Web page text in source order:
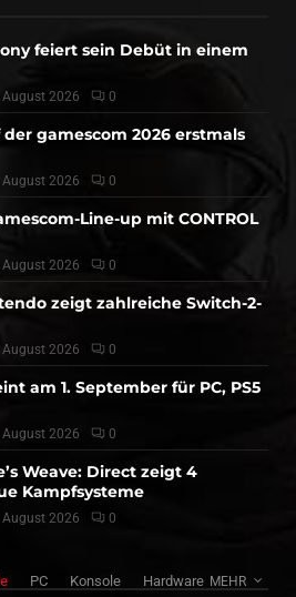
feiert sein Debüt in einem
August 2026 0
gamescom 2026 erstmals
August 2026 0
Line-up mit CONTROL
August 2026 0
zeigt zahlreiche Switch-2-
August 2026 0
am 1. September für PC, PS5
August 2026 0
Weave: Direct zeigt 4
Kampfsysteme
August 2026 0
PC Konsole Hardware MEHR